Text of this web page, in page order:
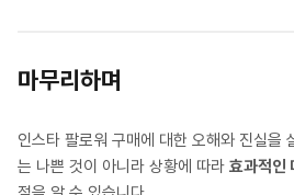
마무리하며
인스타 팔로워 구매에 대한 오해와 진실을
는 나쁜 것이 아니라 상황에 따라 효과적인